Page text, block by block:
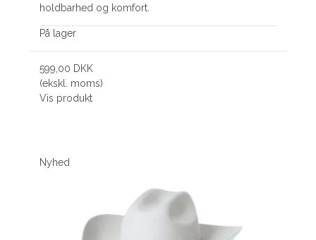
holdbarhed og komfort.
På lager
599,00 DKK
(ekskl. moms)
Vis produkt
Nyhed